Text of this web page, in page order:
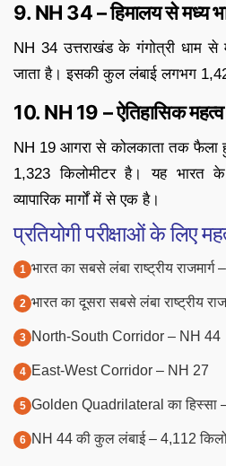
9. NH 34 – हिमालय से मध्य
NH 34 उत्तराखंड के गंगोत्री धाम
जाता है। इसकी कुल लंबाई लगभग
10. NH 19 – ऐतिहासिक महत्व
NH 19 आगरा से कोलकाता तक
1,323 किलोमीटर है। यह भारत
व्यापारिक मार्गों में से एक है।
प्रतियोगी परीक्षाओं के लिए
भारत का सबसे लंबा राष्ट्रीय
भारत का दूसरा सबसे लंबा राष्ट्रीय
North-South Corridor – NH 44
East-West Corridor – NH 27
Golden Quadrilateral का
NH 44 की कुल लंबाई – 4,112